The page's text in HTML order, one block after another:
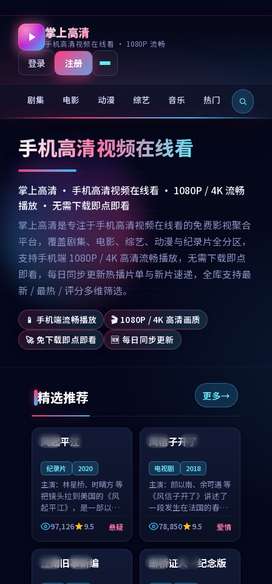
掌上高清
手机高清视频在线看 · 1080P 流畅
登录 注册
剧集 电影 动漫 综艺 音乐 热门 新片
手机高清视频在线看
掌上高清 · 手机高清视频在线看 · 1080P / 4K 流畅
播放 · 无需下载即点即看
掌上高清是专注于手机高清视频在线看的免费影视聚合
平台，覆盖剧集、电影、综艺、动漫与纪录片全分区，
支持手机端 1080P / 4K 高清流畅播放，无需下载即点
即看，每日同步更新热播片单与新片速递，全库支持最
新 / 最热 / 评分多维筛选。
📱 手机端流畅播放
🎬 1080P / 4K 高清画质
🚀 免下载即点即看
🆕 每日同步更新
精选推荐 更多
美国 完结
99:07
风起平江
纪录片 2020
主演： 林星桥、时晴方 等
把镜头拉到美国的《风
起平江》，是一部以时
光记忆为底色的悬疑作
品。林星桥和时晴方贡
献了2020年颇受关注的
合作演出，影片在情感
层次与现实质感之间
97,126 9.5 悬疑
法国 4K
99:21
风信子开了
电视剧 2018
主演： 颜以南、余可遇 等
《风信子开了》讲述了
一段发生在法国的春日
漫步故事。颜以南饰演
的主角与余可遇的角色
因一场意外卷入更深的
纠葛，爱情元素贯穿始
终，节奏稳健而富有张
78,850 9.5 爱情
日本 院线
江南旧事新编 美国 热播
断桥证人·纪念版